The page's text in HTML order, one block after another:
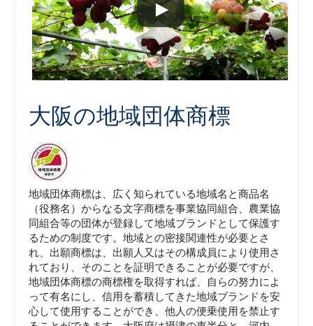
大阪の地域団体商標
地域団体商標は、広く知られている地域名と商品名
（役務名）からなる文字商標を事業協同組合、農業協
同組合等の団体が登録して地域ブランドとして保護す
るための制度です。地域との密接関連性が必要とさ
れ、出願商標は、出願人又はその構成員により使用さ
れており、そのことを証明できることが必要ですが、
地域団体商標の商標権を取得すれば、自らの努力によ
って有名にし、信用を蓄積してきた地域ブランドを安
心して使用することができ、他人の便乗使用を禁止す